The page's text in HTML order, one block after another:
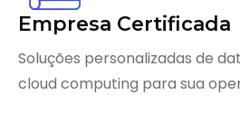
Empresa Certificada
Soluções personalizadas de
cloud computing para sua